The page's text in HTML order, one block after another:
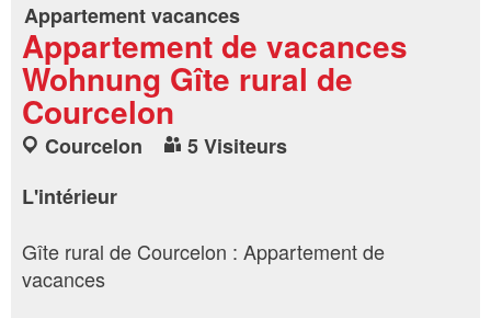
Appartement vacances
Appartement de vacances
Wohnung Gîte rural de
Courcelon
Courcelon
5 Visiteurs
L'intérieur
Gîte rural de Courcelon : Appartement de
vacances